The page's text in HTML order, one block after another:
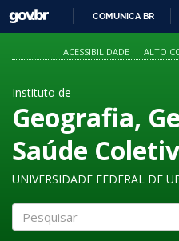
GOVBR
COMUNICA BR
ACESSIBILIDADE ALTO
Instituto de
Geografia,
Saúde
UNIVERSIDADE FEDERAL DE